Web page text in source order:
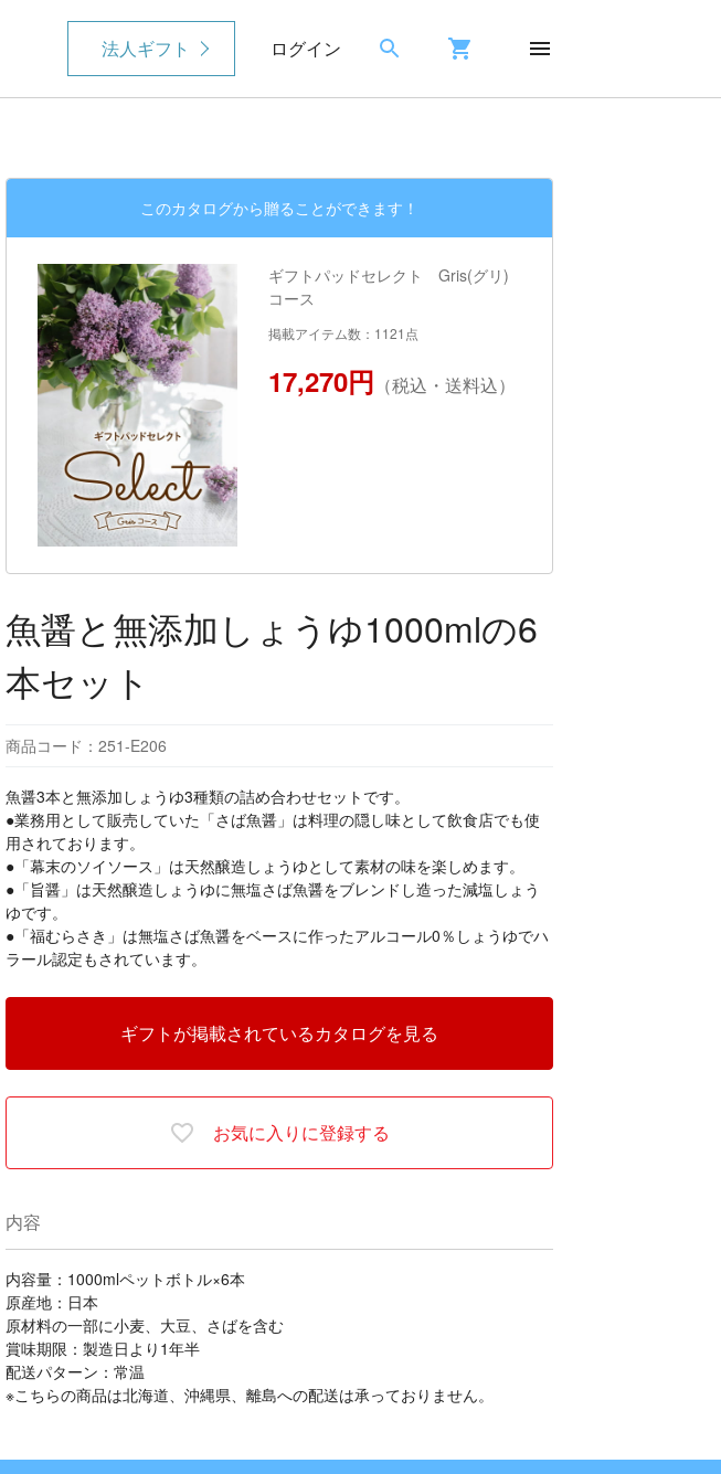
法人ギフト ログイン
このカタログから贈ることができます！
ギフトパッドセレクト Gris(グリ)
コース
掲載アイテム数：1121点
17,270円 （税込・送料込）
魚醤と無添加しょうゆ1000mlの6
本セット
商品コード：251-E206
魚醤3本と無添加しょうゆ3種類の詰め合わせセットです。
●業務用として販売していた「さば魚醤」は料理の隠し味として飲食店でも使
用されております。
●「幕末のソイソース」は天然醸造しょうゆとして素材の味を楽しめます。
●「旨醤」は天然醸造しょうゆに無塩さば魚醤をブレンドし造った減塩しょう
ゆです。
●「福むらさき」は無塩さば魚醤をベースに作ったアルコール0％しょうゆでハ
ラール認定もされています。
ギフトが掲載されているカタログを見る
お気に入りに登録する
内容
内容量：1000mlペットボトル×6本
原産地：日本
原材料の一部に小麦、大豆、さばを含む
賞味期限：製造日より1年半
配送パターン：常温
※こちらの商品は北海道、沖縄県、離島への配送は承っておりません。